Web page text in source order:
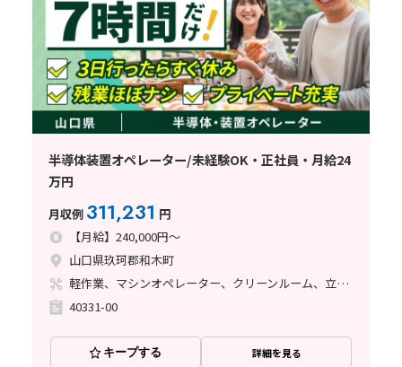
半導体装置オペレーター/未経験OK・正社員・月給24
万円
月収例 311,231 円
【月給】240,000円～
山口県玖珂郡和木町
軽作業、マシンオペレーター、クリーンルーム、立ち作業
40331-00
キープする 詳細を見る